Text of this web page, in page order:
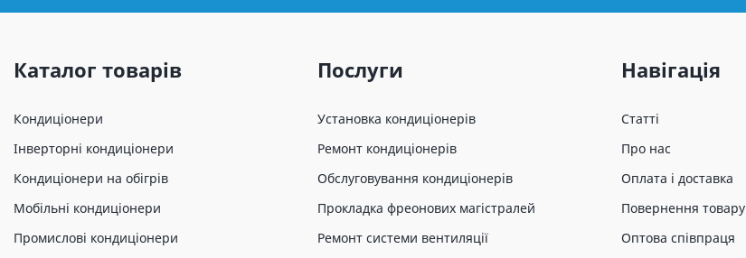
Каталог товарів
Кондиціонери
Інверторні кондиціонери
Кондиціонери на обігрів
Мобільні кондиціонери
Промислові кондиціонери
Послуги
Установка кондиціонерів
Ремонт кондиціонерів
Обслуговування кондиціонерів
Прокладка фреонових магістралей
Ремонт системи вентиляції
Навігація
Статті
Про нас
Оплата і доставка
Повернення товару
Оптова співпраця